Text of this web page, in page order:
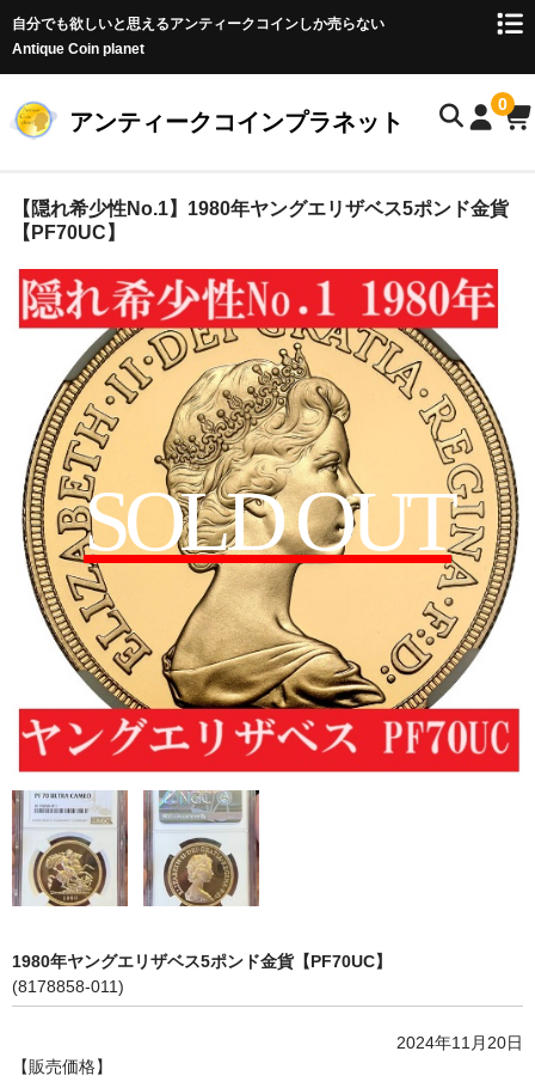
自分でも欲しいと思えるアンティークコインしか売らない
Antique Coin planet
アンティークコインプラネット
0
ホーム
オークション
お客様の声
店主のブログ
コイン初心者の方へ
お問い合わせ
会社概要
各種代行
ご注文の流れ
【隠れ希少性No.1】1980年ヤングエリザベス5ポンド金貨
【PF70UC】
SOLD OUT
1980年ヤングエリザベス5ポンド金貨【PF70UC】
(8178858-011)
2024年11月20日
【販売価格】